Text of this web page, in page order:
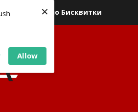
Allow
×
относно Бисквитки